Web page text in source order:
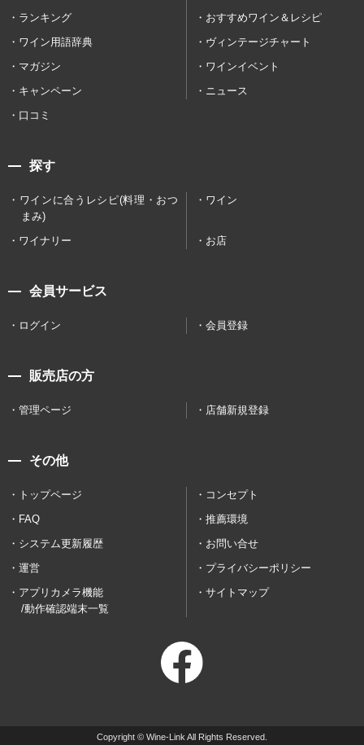
ランキング
おすすめワイン＆レシピ
ワイン用語辞典
ヴィンテージチャート
マガジン
ワインイベント
キャンペーン
ニュース
口コミ
探す
ワインに合うレシピ(料理・おつ
まみ)
ワイン
ワイナリー お店
会員サービス
ログイン 会員登録
販売店の方
管理ページ 店舗新規登録
その他
トップページ
コンセプト
FAQ
推薦環境
システム更新履歴
お問い合せ
運営
プライバシーポリシー
アプリカメラ機能
/動作確認端末一覧
サイトマップ
Copyright © Wine-Link All Rights Reserved.